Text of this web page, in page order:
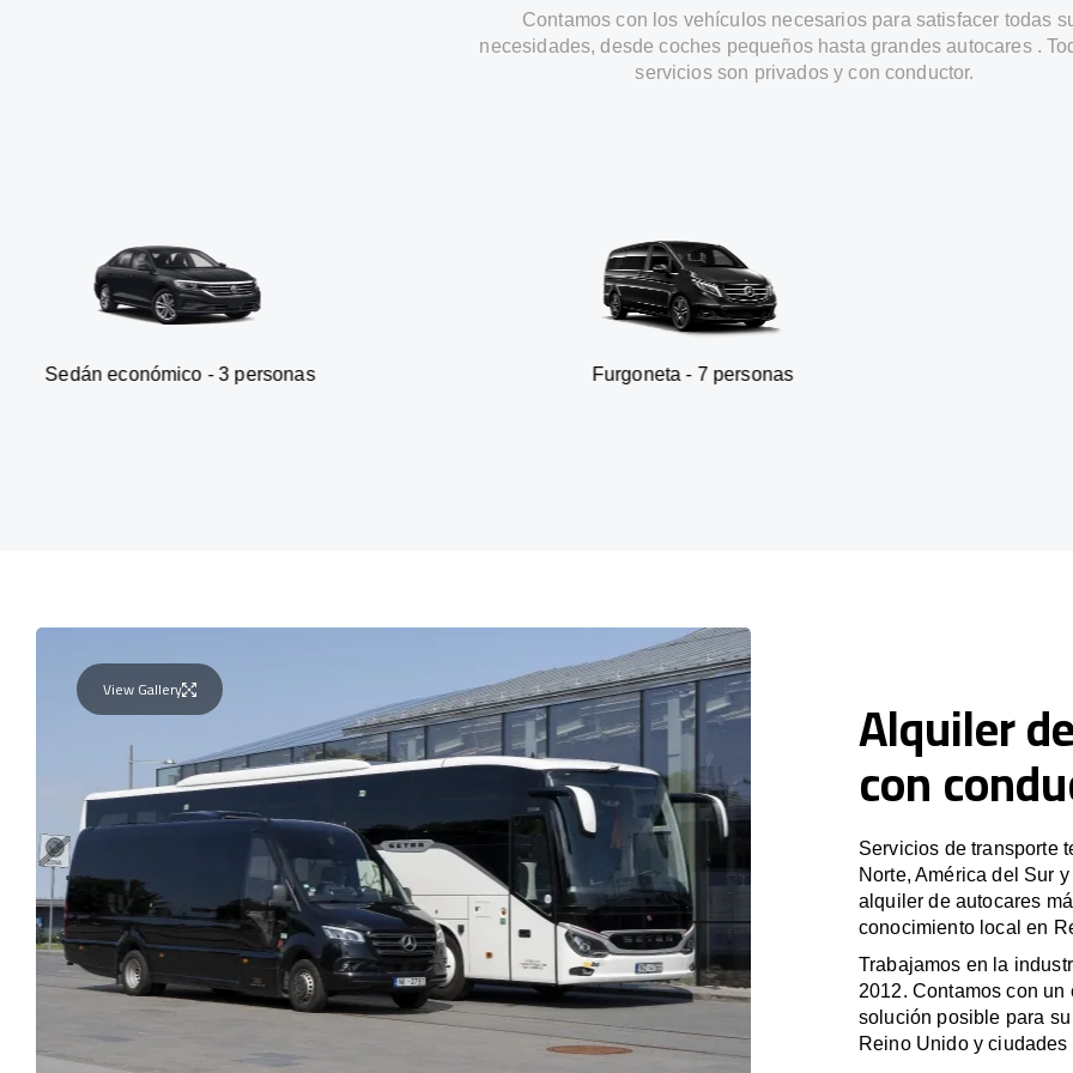
Contamos con los vehículos necesarios para satisfacer todas
necesidades, desde coches pequeños hasta grandes autocares .
servicios son privados y con conductor.
- 3 personas Furgoneta - 7 personas SUV -
View Gallery Alquiler
con
Servicios de transporte
Norte, América del Sur
alquiler de autocares
conocimiento local en
Trabajamos en la
2012. Contamos con
solución posible para
Reino Unido y ciudades